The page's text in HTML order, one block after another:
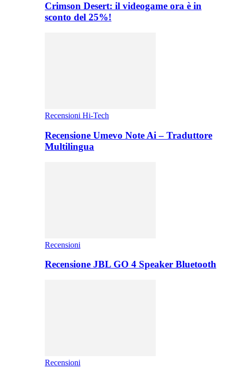
Crimson Desert: il videogame ora è in
sconto del 25%!
Recensioni Hi-Tech
Recensione Umevo Note Ai – Traduttore
Multilingua
Recensioni
Recensione JBL GO 4 Speaker Bluetooth
Recensioni